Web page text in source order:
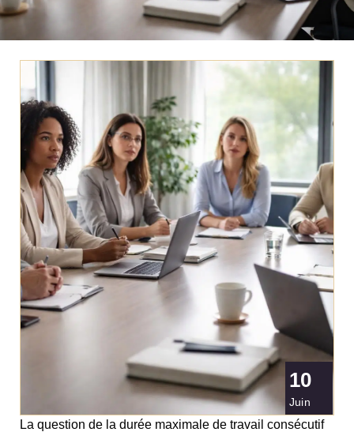
10
Juin
La question de la durée maximale de travail consécutif